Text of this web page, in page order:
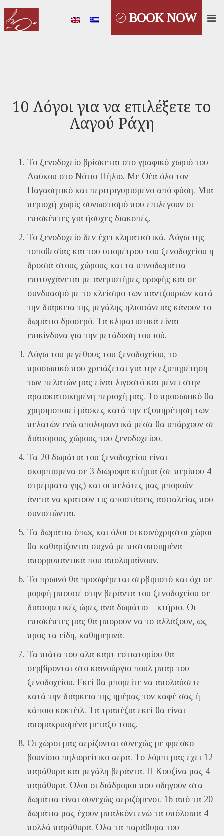
BOOK NOW
10 Λόγοι για να επιλέξετε το
Λαγού Ράχη
Το ξενοδοχείο βρίσκεται στο γραφικό χωριό του
Λαύκου στο Νότιο Πήλιο. Με Θέα όλο τον
Παγασητικό και περιτριγυρισμένο από φύση. Μια
περιοχή χωρίς συνωστισμό που επιλέγουν οι
επισκέπτες για ήσυχες διακοπές.
Το ξενοδοχείο δεν έχει κλιματιστικά. Λόγω της
τοποθεσίας και του υψομέτρου του ξενοδοχείου η
δροσιά στους χώρους και τα υπνοδωμάτια
επιτυγχάνεται με ανεμιστήρες οροφής και σε
συνδυασμό με το κλείσιμο των παντζουριών κατά
την διάρκεια της μεγάλης ηλιοφάνειας κάνουν το
δωμάτιο δροσερό. Τα κλιματιστικά είναι
επικίνδυνα για την μετάδοση του ιού.
Λόγω του μεγέθους του ξενοδοχείου, το
προσωπικό που χρειάζεται για την εξυπηρέτηση
των πελατών μας είναι λιγοστό και μένει στην
αραιοκατοικημένη περιοχή μας. Το προσωπικό θα
χρησιμοποιεί μάσκες κατά την εξυπηρέτηση των
πελατών ενώ απολυμαντικά μέσα θα υπάρχουν σε
διάφορους χώρους του ξενοδοχείου.
Τα 20 δωμάτια του ξενοδοχείου είναι
σκορπισμένα σε 3 διώροφα κτήρια (σε περίπου 4
στρέμματα γης) και οι πελάτες μας μπορούν
άνετα να κρατούν τις αποστάσεις ασφαλείας που
συνιστώνται.
Τα δωμάτια όπως και όλοι οι κοινόχρηστοι χώροι
θα καθαρίζονται συχνά με πιστοποιημένα
απορρυπαντικά που απολυμαίνουν.
Το πρωινό θα προσφέρεται σερβιριστό και όχι σε
μορφή μπουφέ στην βεράντα του ξενοδοχείου σε
διαφορετικές ώρες ανά δωμάτιο – κτήριο. Οι
επισκέπτες μας θα μπορούν να το αλλάξουν, ως
προς τα είδη, καθημερινά.
Τα πιάτα του αλα καρτ εστιατορίου θα
σερβίρονται στο καινούργιο πουλ μπαρ του
ξενοδοχείου. Εκεί θα μπορείτε να απολαύσετε
κατά την διάρκεια της ημέρας τον καφέ σας ή
κάποιο κοκτέιλ. Τα τραπέζια εκεί θα είναι
απομακρυσμένα μεταξύ τους.
Οι χώροι μας αερίζονται συνεχώς με φρέσκο
βουνίσιο πηλιορείτικο αέρα. Το λόμπι μας έχει 12
παράθυρα και μεγάλη βεράντα. Η Κουζίνα μας 4
παράθυρα. Όλοι οι διάδρομοι που οδηγούν στα
δωμάτια είναι συνεχώς αεριζόμενοι. 16 από τα 20
δωμάτια μας έχουν μπαλκόνι ενώ τα υπόλοιπα 4
πολλά παράθυρα. Όλα τα παράθυρα του